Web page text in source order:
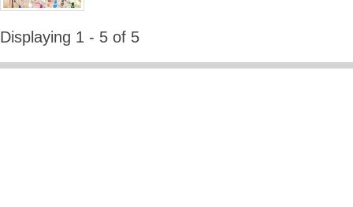
Displaying 1 - 5 of 5